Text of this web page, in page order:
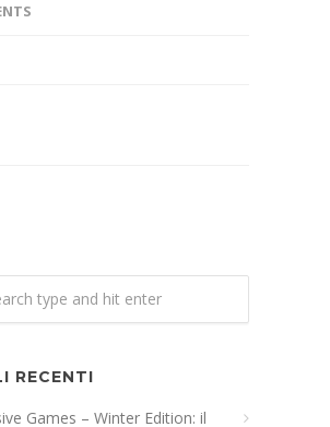
RECENTI
Games – Winter Edition: il